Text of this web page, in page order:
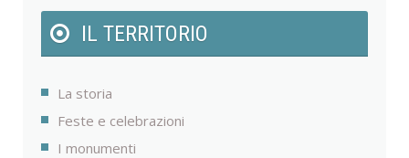
IL TERRITORIO
La storia
Feste e celebrazioni
I monumenti